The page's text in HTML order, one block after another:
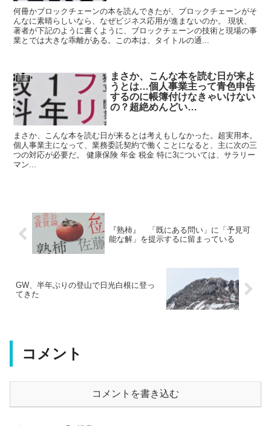
何冊かブロックチェーンの本を読んできたが、ブロックチェーンがそ
んなに素晴らしいなら、なぜビジネス応用が進まないのか。 現状、
著者が下記のように書くように、ブロックチェーンの技術と現場の事
業とでは大きな乖離がある。この本は、タイトルの通...
読書
まさか、こんな本を読む日が来よ
うとは…個人事業主って青色申告
するのに帳簿付けなきゃいけない
の？超絶めんどい…
まさか、こんな本を読む日が来るとは考えもしなかった。超実用本。
個人事業主になって、業務委託契約で働くことになると、主に次の三
つの対応が必要だ。 健康保険 年金 税金 特に3については、サラリー
マン...
『熟柿』 「既にある問い」に「予見可
能な解」を提示するに留まっている
GW、半年ぶりの登山で日光白根に登っ
てきた
コメント
コメントを書き込む